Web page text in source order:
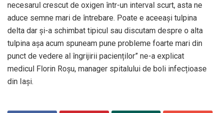
necesarul crescut de oxigen într-un interval scurt, asta ne
aduce semne mari de întrebare. Poate e aceeași tulpina
delta dar și-a schimbat tipicul sau discutam despre o alta
tulpina așa acum spuneam pune probleme foarte mari din
punct de vedere al îngrijirii pacienților” ne-a explicat
medicul Florin Roşu, manager spitalului de boli infecțioase
din Iași.